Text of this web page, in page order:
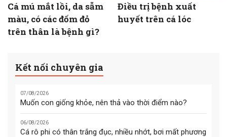
Cá mú mắt lồi, da sẫm
màu, có các đốm đỏ
trên thân là bệnh gì?
Điều trị bệnh xuất
huyết trên cá lóc
Kết nối chuyên gia
07/08/2026
Muốn con giống khỏe, nên thả vào thời điểm nào?
06/08/2026
Cá rô phi có thân trắng đục, nhiều nhớt, bơi mất phương